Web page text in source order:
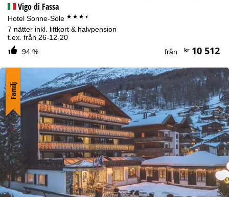
Vigo di Fassa
Hotel Sonne-Sole ***+
7 nätter inkl. liftkort & halvpension
t.ex. från 26-12-20
94 %
från kr10 512
Familj